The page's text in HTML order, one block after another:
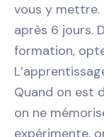
vous y mettre.
après 6 jours.
formation,
Quand on est
on ne